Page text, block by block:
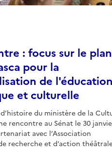
: focus sur le plan
pour la
de l'éducation
et culturelle
du ministère de la
rencontre au Sénat le 30
avec l’Association
recherche et d’action